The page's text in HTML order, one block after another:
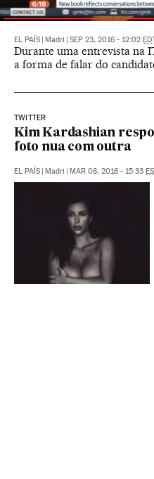
EL PAÍS Madri SEP 23, 2016 - 12:02
Durante uma entrevista na
a forma de falar do
TWITTER
Kim Kardashian
foto nua com outra
EL PAÍS Madri MAR 08, 2016 - 15:33